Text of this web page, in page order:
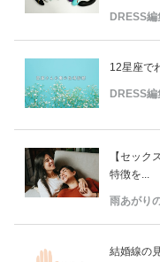
DRESS編
12星座で
DRESS編
【セック
特徴を...
雨あがり
結婚線の